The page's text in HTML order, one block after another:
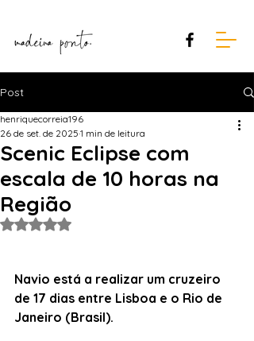
Post
Scenic Eclipse com
escala de 10 horas na
Região
henriquecorreia196
26 de set. de 2025 1 min de leitura
Avaliado com NaN de 5 estrelas.
Navio está a realizar um cruzeiro
de 17 dias entre Lisboa e o Rio de
Janeiro (Brasil).